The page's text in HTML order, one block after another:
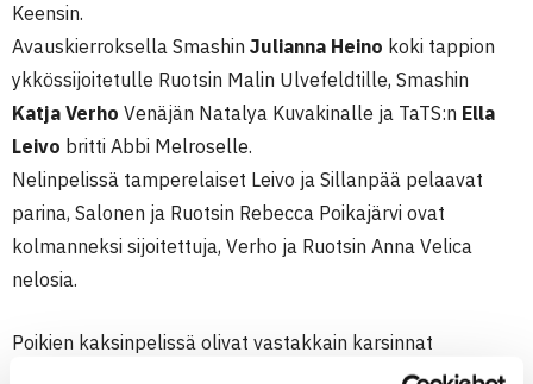
Keensin.
Avauskierroksella Smashin Julianna Heino koki tappion
ykkössijoitetulle Ruotsin Malin Ulvefeldtille, Smashin
Katja Verho Venäjän Natalya Kuvakinalle ja TaTS:n Ella
Leivo britti Abbi Melroselle.
Nelinpelissä tamperelaiset Leivo ja Sillanpää pelaavat
parina, Salonen ja Ruotsin Rebecca Poikajärvi ovat
kolmanneksi sijoitettuja, Verho ja Ruotsin Anna Velica
nelosia.
Poikien kaksinpelissä olivat vastakkain karsinnat
ja ruotsalaiskarsija